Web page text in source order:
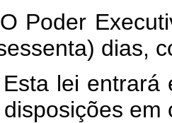
Poder
dias,
lei entrará
em